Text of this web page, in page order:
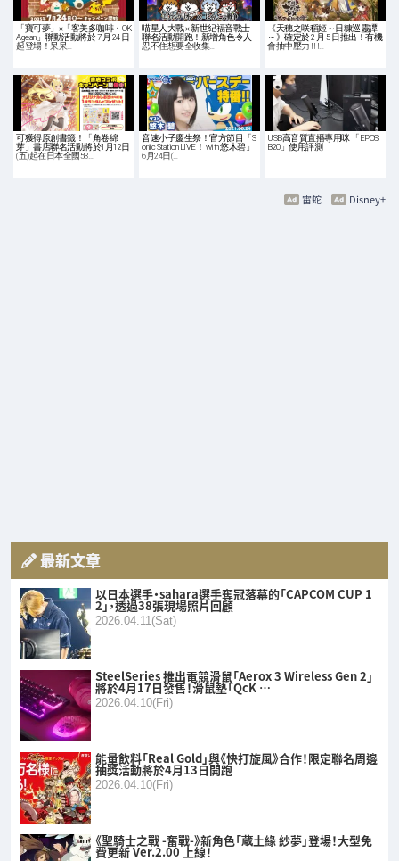
「寶可夢」×「客美多咖啡・OK
Agean」聯動活動將於 7 月 24 日
起登場！呆呆…
喵星人大戰 × 新世紀福音戰士
聯名活動開跑！新增角色令人
忍不住想要全收集…
《天穗之咲稻姬～日糠巡靈譚
～》確定於 2 月 5 日推出！有機
會抽中壓力 IH…
可獲得原創書籤！「角卷綿
芽」書店聯名活動將於1月12日
(五)起在日本全國58…
音速小子慶生祭！官方節目「S
onic Station LIVE！ with 悠木碧」
6月24日(…
USB高音質直播專用咪 「EPOS
B20」使用評測
Disney+
雷蛇
最新文章
以日本選手・sahara選手奪冠落幕的「CAPCOM CUP 1
2」，透過38張現場照片回顧
2026.04.11(Sat)
SteelSeries 推出電競滑鼠「Aerox 3 Wireless Gen 2」
將於4月17日發售！滑鼠墊「QcK …
2026.04.10(Fri)
能量飲料「Real Gold」與《快打旋風》合作！限定聯名周邊
抽獎活動將於4月13日開跑
2026.04.10(Fri)
《聖騎士之戰 -奮戰-》新角色「蔵土緣 紗夢」登場！大型免
費更新 Ver.2.00 上線！